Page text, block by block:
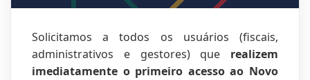
Solicitamos a todos os usuários (fiscais,
administrativos e gestores) que realizem
imediatamente o primeiro acesso ao Novo